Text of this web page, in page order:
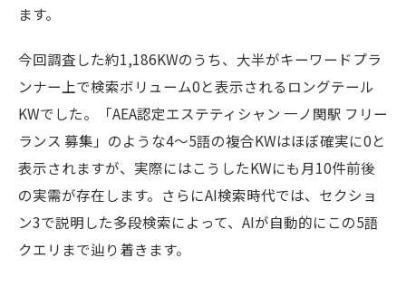
ます。
今回調査した約1,186KWのうち、大半がキーワードプラ
ンナー上で検索ボリューム0と表示されるロングテール
KWでした。「AEA認定エステティシャン 一ノ関駅 フリー
ランス 募集」のような4〜5語の複合KWはほぼ確実に0と
表示されますが、実際にはこうしたKWにも月10件前後
の実需が存在します。さらにAI検索時代では、セクショ
ン3で説明した多段検索によって、AIが自動的にこの5語
クエリまで辿り着きます。